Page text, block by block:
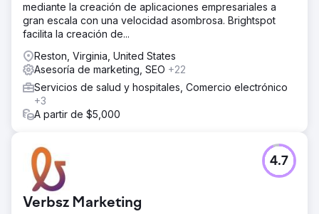
mediante la creación de aplicaciones empresariales a
gran escala con una velocidad asombrosa. Brightspot
facilita la creación de...
Reston, Virginia, United States
Asesoría de marketing, SEO +22
Servicios de salud y hospitales, Comercio electrónico
+3
A partir de $5,000
Verbsz Marketing
4.7